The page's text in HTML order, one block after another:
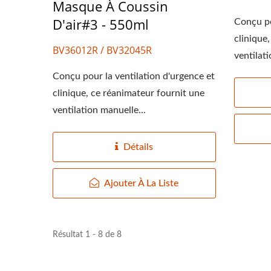
Masque À Coussin
D'air#3 - 550ml
BV36012R / BV32045R
Conçu pour la ventilation d'urgence et
clinique, ce réanimateur fournit une
ventilation manuelle...
Détails
Ajouter À La Liste
Conçu
Résultat 1 - 8 de 8